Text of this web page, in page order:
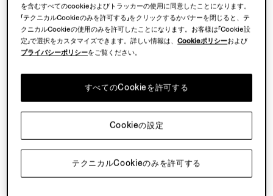
Italy
ZEGNA Milano Montenapoleone
ZEGNA Roma Borgognona
ZEGNA Firenze Tornabuoni
ZEGNA Milano La Rinascente
Switzerland
ZEGNA Zurigo
ZEGNA Geneva Bongenie
を含むすべてのcookieおよびトラッカーの使用に同意したことになります。
「テクニカルCookieのみを許可する」をクリックするかバナーを閉じると、テ
クニカルCookieの使用のみを許可したことになります。お客様は「Cookie設
定」で選択をカスタマイズできます。詳しい情報は、Cookieポリシーおよび
プライバシーポリシーをご覧ください。
テクニカルCookieのみを許可する
すべてのCookieを許可する
Cookieの設定